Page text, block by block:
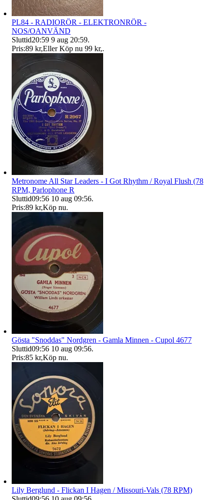
PL84 - RADIORÖR - ELEKTRONRÖR -
NOS/OANVÄND
Sluttid20:59 9 aug 20:59.
Pris:89 kr,Eller Köp nu 99 kr,.
Metronome All Star Leaders - I Got Rhythm / Royal Flush (78
RPM, Parlophone R
Sluttid09:56 10 aug 09:56.
Pris:89 kr,Köp nu.
Gösta "Snoddas" Nordgren - Gamla Minnen - Cupol 4677
Sluttid09:56 10 aug 09:56.
Pris:85 kr,Köp nu.
Lily Berglund - Flickan I Hagen / Missouri-Vals (78 RPM)